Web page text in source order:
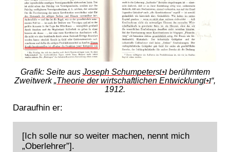
Grafik: Seite aus Joseph Schumpeters[+]berühmtem
Zweitwerk „Theorie der wirtschaftlichen Entwicklung[+]“,
1912.
Daraufhin er:
[Ich solle nur so weiter machen, nennt mich
„Oberlehrer”].